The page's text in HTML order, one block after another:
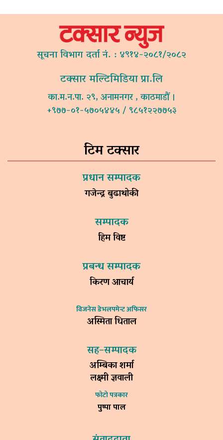
सूचना विभाग दर्ता नं. : ४९१४-२०८१/२०८२
टक्सार मल्टिमिडिया प्रा.लि
का.म.न.पा. २९, अनामनगर , काठमाडौं ।
+९७७-०१-५७०५४४५ / ९८५१२२७७५३
टिम टक्सार
प्रधान सम्पादक
गजेन्द्र बुढाथोकी
सम्पादक
हिम विष्ट
प्रबन्ध सम्पादक
किरण आचार्य
विजनेस डेभलपमेन्ट अफिसर
अस्मिता धिताल
सह–सम्पादक
अम्बिका शर्मा
लक्ष्मी ज्ञवाली
फोटो पत्रकार
पुष्पा पाल